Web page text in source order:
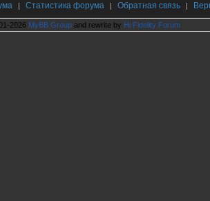
| Статистика форума | Обратная связь |
2026 MyBB Group and rewrite by Hi Fidelity Forum